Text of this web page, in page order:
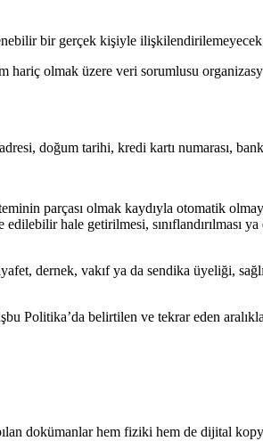
bir gerçek kişiyle
olmak üzere veri sorumlusu
doğum tarihi, kredi kartı numarası,
parçası olmak kaydıyla otomatik
hale getirilmesi, sınıflandırılması
dernek, vakıf ya da sendika üyeliği,
Politika’da belirtilen ve tekrar eden
dokümanlar hem fiziki hem de dijital